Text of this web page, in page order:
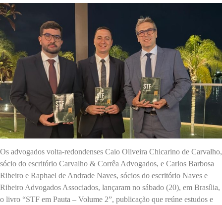
Os advogados volta-redondenses Caio Oliveira Chicarino de Carvalho,
sócio do escritório Carvalho & Corrêa Advogados, e Carlos Barbosa
Ribeiro e Raphael de Andrade Naves, sócios do escritório Naves e
Ribeiro Advogados Associados, lançaram no sábado (20), em Brasília,
o livro “STF em Pauta – Volume 2”, publicação que reúne estudos e